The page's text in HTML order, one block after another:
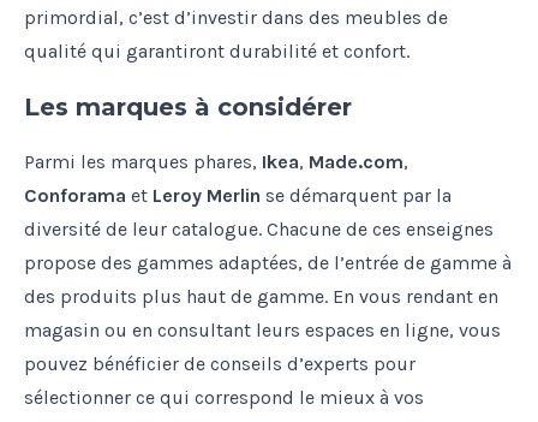
primordial, c’est d’investir dans des meubles de
qualité qui garantiront durabilité et confort.
Les marques à considérer
Parmi les marques phares, Ikea, Made.com,
Conforama et Leroy Merlin se démarquent par la
diversité de leur catalogue. Chacune de ces enseignes
propose des gammes adaptées, de l’entrée de gamme à
des produits plus haut de gamme. En vous rendant en
magasin ou en consultant leurs espaces en ligne, vous
pouvez bénéficier de conseils d’experts pour
sélectionner ce qui correspond le mieux à vos